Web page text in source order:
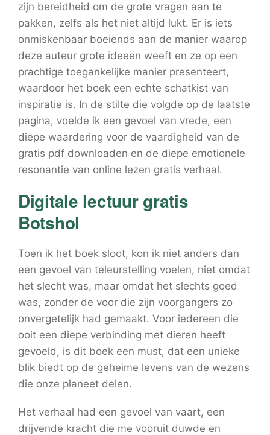
zijn bereidheid om de grote vragen aan te
pakken, zelfs als het niet altijd lukt. Er is iets
onmiskenbaar boeiends aan de manier waarop
deze auteur grote ideeën weeft en ze op een
prachtige toegankelijke manier presenteert,
waardoor het boek een echte schatkist van
inspiratie is. In de stilte die volgde op de laatste
pagina, voelde ik een gevoel van vrede, een
diepe waardering voor de vaardigheid van de
gratis pdf downloaden en de diepe emotionele
resonantie van online lezen gratis verhaal.
Digitale lectuur gratis
Botshol
Toen ik het boek sloot, kon ik niet anders dan
een gevoel van teleurstelling voelen, niet omdat
het slecht was, maar omdat het slechts goed
was, zonder de voor die zijn voorgangers zo
onvergetelijk had gemaakt. Voor iedereen die
ooit een diepe verbinding met dieren heeft
gevoeld, is dit boek een must, dat een unieke
blik biedt op de geheime levens van de wezens
die onze planeet delen.
Het verhaal had een gevoel van vaart, een
drijvende kracht die me vooruit duwde en